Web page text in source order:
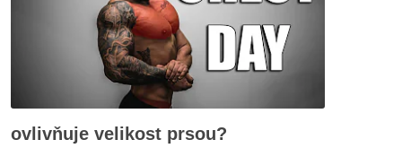
ovlivňuje velikost prsou?